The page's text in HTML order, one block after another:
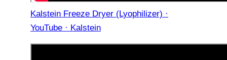
Kalstein Freeze Dryer (Lyophilizer) ·
YouTube · Kalstein